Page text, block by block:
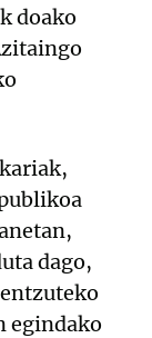
doako
dago,
egindako